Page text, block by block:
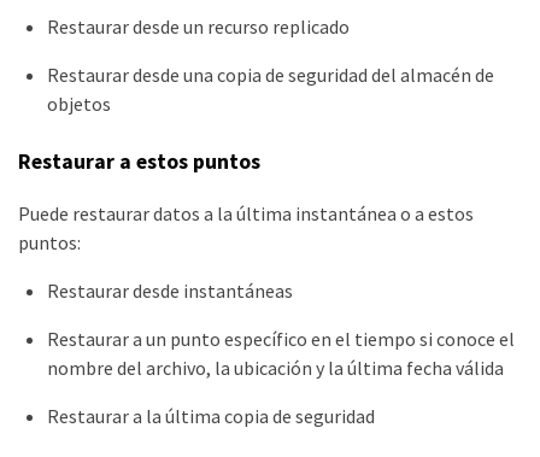
Restaurar desde un recurso replicado
Restaurar desde una copia de seguridad del almacén de
objetos
Restaurar a estos puntos
Puede restaurar datos a la última instantánea o a estos
puntos:
Restaurar desde instantáneas
Restaurar a un punto específico en el tiempo si conoce el
nombre del archivo, la ubicación y la última fecha válida
Restaurar a la última copia de seguridad